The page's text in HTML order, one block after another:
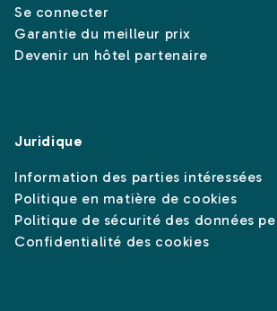
Se connecter
Garantie du meilleur prix
Devenir un hôtel partenaire
Juridique
Information des parties intéressées
Politique en matière de cookies
Politique de sécurité des données
Confidentialité des cookies